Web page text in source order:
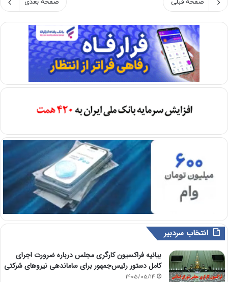
صفحه قبلی صفحه بعدی
انتخاب سردبیر
بیانیه فراکسیون کارگری مجلس درباره ضرورت اجرای
کامل دستور رئیس‌جمهور برای ساماندهی نیروهای شرکتی
1405/05/14